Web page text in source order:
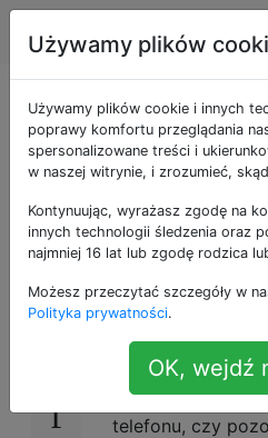
Android
Czy
pliki z
online?
9
Czy Dropbox
Jeśli więc
aplikacji
telefonu, czy
Używamy plików
Używamy plików cookie i innych
poprawy komfortu przeglądania
spersonalizowane treści i
w naszej witrynie, i zrozumieć,
Kontynuując, wyrażasz zgodę na
innych technologii śledzenia oraz
najmniej 16 lat lub zgodę rodzica
Możesz przeczytać szczegóły w
Polityka prywatności.
OK, wejdź